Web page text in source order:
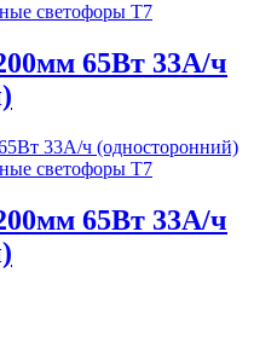
светофоры Т7
65Вт 33А/ч
светофоры Т7
65Вт 33А/ч